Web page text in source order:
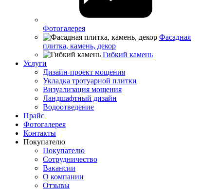
Фотогалерея
Фасадная
плитка, камень, декор
Гибкий камень
Услуги
Дизайн-проект мощения
Укладка тротуарной плитки
Визуализация мощения
Ландшафтный дизайн
Водоотведение
Прайс
Фотогалерея
Контакты
Покупателю
Покупателю
Сотрудничество
Вакансии
О компании
Отзывы